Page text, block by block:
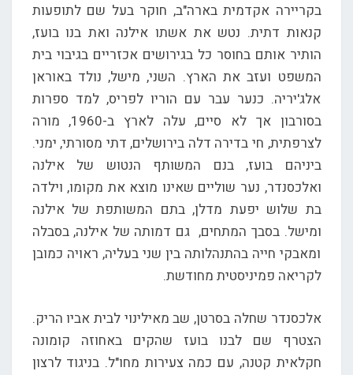
בקריירה אקדמית בארה"ב, חוקר בעל שם לתופעות
קנאות דתית. נטש את אשתו אילנה ואת בנו בועז,
הותיר אותם בחוסר כל בגירושים אכזריים בגיבוי בית
המשפט ועזב את הארץ. השני, מישל, נולד באוראן
אלג'יריה. כנער עבר עם הוריו לפריס, למד ספרות
בסורבון אך לא סיים, עלה לארץ ב-1960, מורה
לצרפתית, חי בדירה דלה בירושלים, דתי מסורתי, ימני.
ביניהם בועז, בנם המשותף הנטוש של אילנה
ואלכסנדר, נער שוליים שאינו מוצא את מקומו, וילדה
בת שלוש יפעת מדלן, בתם המשותפת של אילנה
ומישל. בסבך המתחים, גם דמותה של אילנה, בסבלה
ומאבקי חייה בהתנהלותה בין שני בעליה, ראויה כמובן
לקריאה פמיניסטית מחודשת.
אלכסנדר שחלה בסרטן, שב מאילינוי לבית אביו הריק.
הצטרף שם לבנו בועז שהקים באחוזה קומונה
חקלאית קטנה, עם כמה צעירות מחו"ל. בניגוד לרצון